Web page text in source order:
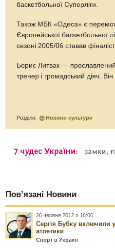
баскетбольної Суперліги.
Також МБК «Одеса» є
Європейської баскетбольної
сезоні 2005/06 ставав
Борис Литвак —
тренер і громадський діяч.
Розділи: Новини культури
Пов’язані Новини
26 червня 2012 о 16:06
Сергія Бубку включили
атлетики
Спорт в Україні